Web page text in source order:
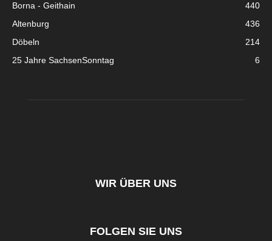
Borna - Geithain
440
Altenburg
436
Döbeln
214
25 Jahre SachsenSonntag
6
WIR ÜBER UNS
FOLGEN SIE UNS